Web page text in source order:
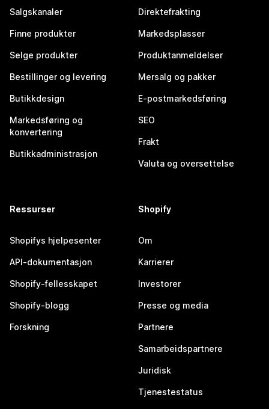
Salgskanaler
Finne produkter
Selge produkter
Bestillinger og levering
Butikkdesign
Markedsføring og
konvertering
Butikkadministrasjon
Direktefrakting
Markedsplasser
Produktanmeldelser
Mersalg og pakker
E-postmarkedsføring
SEO
Frakt
Valuta og oversettelse
Ressurser
Shopifys hjelpesenter
API-dokumentasjon
Shopify-fellesskapet
Shopify-blogg
Forskning
Shopify
Om
Karrierer
Investorer
Presse og media
Partnere
Samarbeidspartnere
Juridisk
Tjenestestatus